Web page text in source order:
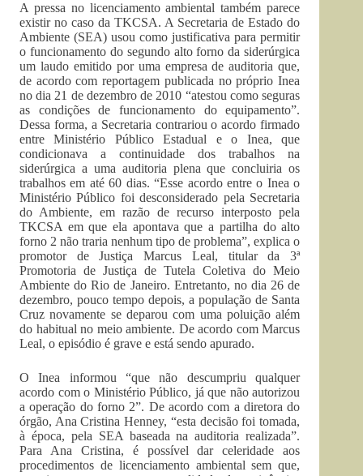
A pressa no licenciamento ambiental também parece
existir no caso da TKCSA. A Secretaria de Estado do
Ambiente (SEA) usou como justificativa para permitir
o funcionamento do segundo alto forno da siderúrgica
um laudo emitido por uma empresa de auditoria que,
de acordo com reportagem publicada no próprio Inea
no dia 21 de dezembro de 2010 “atestou como seguras
as condições de funcionamento do equipamento”.
Dessa forma, a Secretaria contrariou o acordo firmado
entre Ministério Público Estadual e o Inea, que
condicionava a continuidade dos trabalhos na
siderúrgica a uma auditoria plena que concluiria os
trabalhos em até 60 dias. “Esse acordo entre o Inea o
Ministério Público foi desconsiderado pela Secretaria
do Ambiente, em razão de recurso interposto pela
TKCSA em que ela apontava que a partilha do alto
forno 2 não traria nenhum tipo de problema”, explica o
promotor de Justiça Marcus Leal, titular da 3ª
Promotoria de Justiça de Tutela Coletiva do Meio
Ambiente do Rio de Janeiro. Entretanto, no dia 26 de
dezembro, pouco tempo depois, a população de Santa
Cruz novamente se deparou com uma poluição além
do habitual no meio ambiente. De acordo com Marcus
Leal, o episódio é grave e está sendo apurado.
O Inea informou “que não descumpriu qualquer
acordo com o Ministério Público, já que não autorizou
a operação do forno 2”. De acordo com a diretora do
órgão, Ana Cristina Henney, “esta decisão foi tomada,
à época, pela SEA baseada na auditoria realizada”.
Para Ana Cristina, é possível dar celeridade aos
procedimentos de licenciamento ambiental sem que,